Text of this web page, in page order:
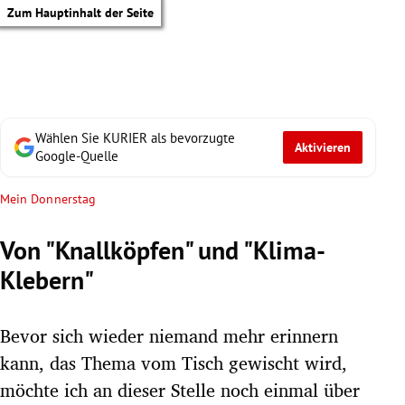
Zum Hauptinhalt der Seite
Untermenü
Wählen Sie KURIER als bevorzugte
Google-Quelle
Aktivieren
Mein Donnerstag
Von "Knallköpfen" und "Klima-
Klebern"
Bevor sich wieder niemand mehr erinnern
kann, das Thema vom Tisch gewischt wird,
möchte ich an dieser Stelle noch einmal über